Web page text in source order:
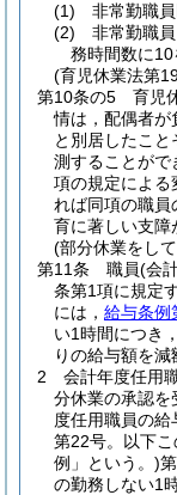
(1)
非常勤職
(2)
非常勤職
務時間数に
(育児休業法第
第10条の5
育児
情は，配偶者が
と別居したこ
測することがで
項の規定による
れば同項の職員
育に著しい支障
(部分休業をし
第11条
職員(会
条第1項に規定
には， 給与条例
い1時間につき，
りの給与額を減
2
会計年度任用
分休業の承認を
度任用職員の給
第22号。以下
例」という。)
の勤務しない1